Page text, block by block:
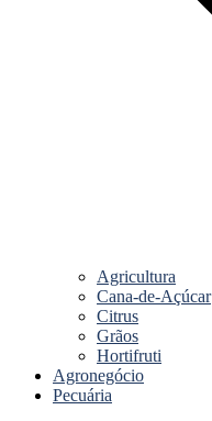
Agricultura
Cana-de-Açúcar
Citrus
Grãos
Hortifruti
Agronegócio
Pecuária